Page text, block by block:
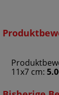
11x7 cm: